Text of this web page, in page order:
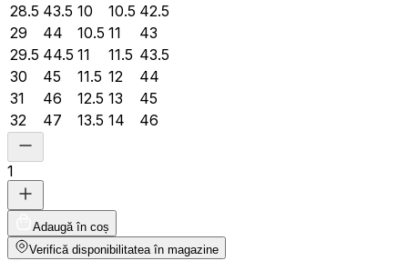
28.5 43.5 10 10.5 42.5
29
44 10.5 11
43
29.5 44.5 11 11.5 43.5
30
45 11.5 12
44
31
46 12.5 13
45
32
47 13.5 14 46
1
Adaugă în coș
Verifică disponibilitatea în magazine